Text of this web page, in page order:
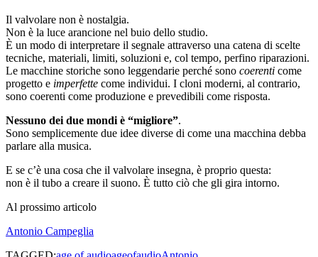
Il valvolare non è nostalgia.
Non è la luce arancione nel buio dello studio.
È un modo di interpretare il segnale attraverso una catena di scelte
tecniche, materiali, limiti, soluzioni e, col tempo, perfino riparazioni.
Le macchine storiche sono leggendarie perché sono coerenti come
progetto e imperfette come individui. I cloni moderni, al contrario,
sono coerenti come produzione e prevedibili come risposta.
Nessuno dei due mondi è “migliore”.
Sono semplicemente due idee diverse di come una macchina debba
parlare alla musica.
E se c’è una cosa che il valvolare insegna, è proprio questa:
non è il tubo a creare il suono. È tutto ciò che gli gira intorno.
Al prossimo articolo
Antonio Campeglia